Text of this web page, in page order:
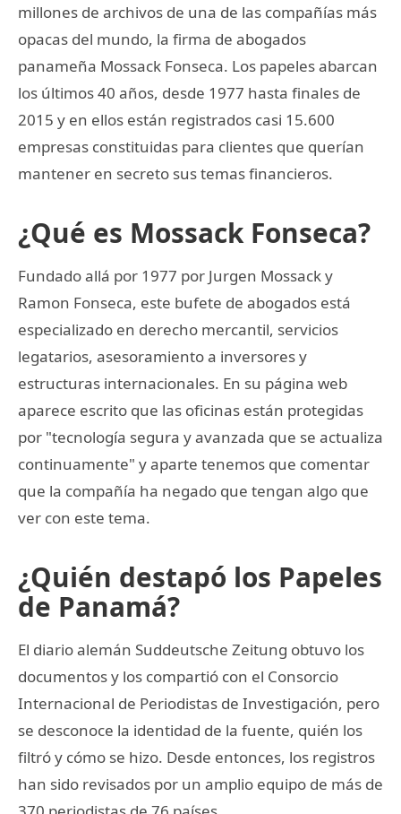
millones de archivos de una de las compañías más
opacas del mundo, la firma de abogados
panameña Mossack Fonseca. Los papeles abarcan
los últimos 40 años, desde 1977 hasta finales de
2015 y en ellos están registrados casi 15.600
empresas constituidas para clientes que querían
mantener en secreto sus temas financieros.
¿Qué es Mossack Fonseca?
Fundado allá por 1977 por Jurgen Mossack y
Ramon Fonseca, este bufete de abogados está
especializado en derecho mercantil, servicios
legatarios, asesoramiento a inversores y
estructuras internacionales. En su página web
aparece escrito que las oficinas están protegidas
por "tecnología segura y avanzada que se actualiza
continuamente" y aparte tenemos que comentar
que la compañía ha negado que tengan algo que
ver con este tema.
¿Quién destapó los Papeles
de Panamá?
El diario alemán Suddeutsche Zeitung obtuvo los
documentos y los compartió con el Consorcio
Internacional de Periodistas de Investigación, pero
se desconoce la identidad de la fuente, quién los
filtró y cómo se hizo. Desde entonces, los registros
han sido revisados por un amplio equipo de más de